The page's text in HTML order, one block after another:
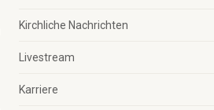
Kirchliche Nachrichten
Livestream
Karriere